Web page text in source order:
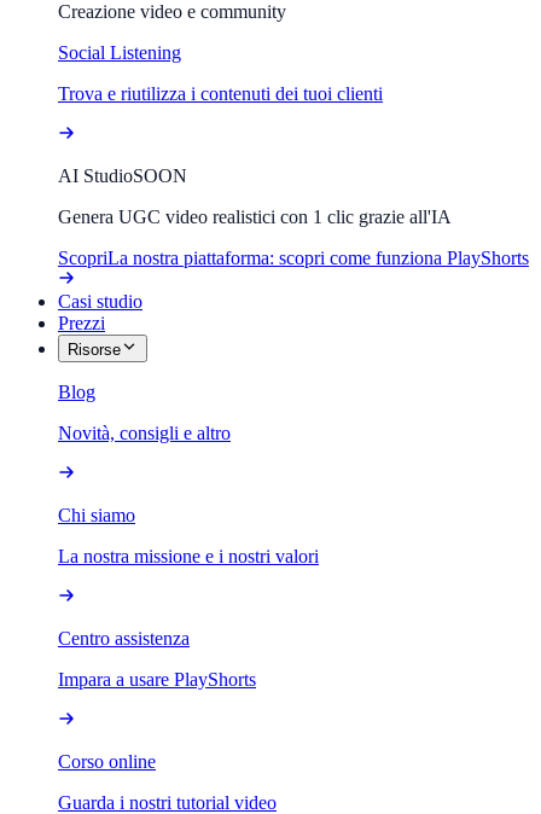
Creazione video e community
Social Listening
Trova e riutilizza i contenuti dei tuoi clienti
AI StudioSOON
Genera UGC video realistici con 1 clic grazie all'IA
ScopriLa nostra piattaforma: scopri come funziona PlayShorts
Casi studio
Prezzi
Risorse
Blog
Novità, consigli e altro
Chi siamo
La nostra missione e i nostri valori
Centro assistenza
Impara a usare PlayShorts
Corso online
Guarda i nostri tutorial video